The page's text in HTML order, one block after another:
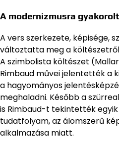
A modernizmusra
A vers szerkezete, képisége,
változtatta meg a
A szimbolista költészet
Rimbaud művei jelentették a
a hagyományos
meghaladni. Később a
is Rimbaud-t tekintették
tudatfolyam, az álomszerű
alkalmazása miatt.